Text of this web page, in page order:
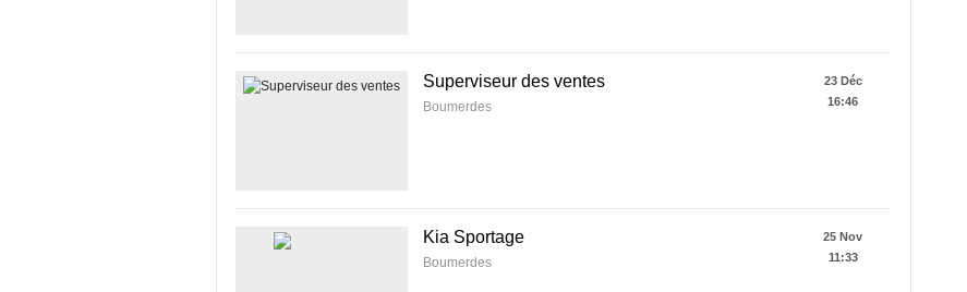
Superviseur des ventes
Boumerdes
23 Déc
16:46
Kia Sportage
Boumerdes
25 Nov
11:33